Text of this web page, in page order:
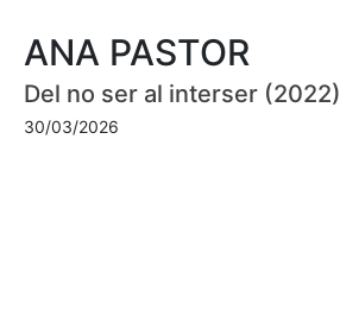
ANA PASTOR
Del no ser al interser (2022)
30/03/2026